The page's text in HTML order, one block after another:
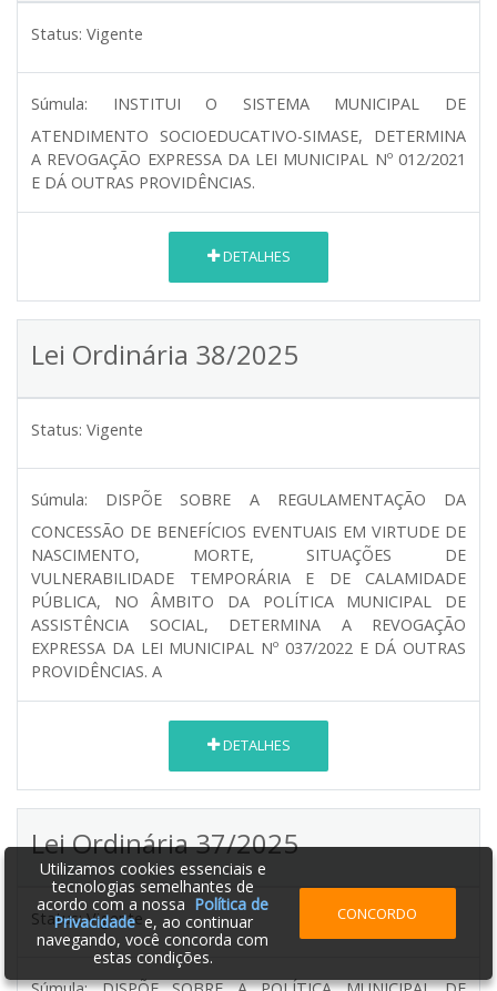
Status: Vigente
Súmula:
INSTITUI O SISTEMA MUNICIPAL DE
ATENDIMENTO SOCIOEDUCATIVO-SIMASE, DETERMINA
A REVOGAÇÃO EXPRESSA DA LEI MUNICIPAL Nº 012/2021
E DÁ OUTRAS PROVIDÊNCIAS.
DETALHES
Lei Ordinária 38/2025
Status: Vigente
Súmula:
DISPÕE SOBRE A REGULAMENTAÇÃO DA
CONCESSÃO DE BENEFÍCIOS EVENTUAIS EM VIRTUDE DE
NASCIMENTO, MORTE, SITUAÇÕES DE
VULNERABILIDADE TEMPORÁRIA E DE CALAMIDADE
PÚBLICA, NO ÂMBITO DA POLÍTICA MUNICIPAL DE
ASSISTÊNCIA SOCIAL, DETERMINA A REVOGAÇÃO
EXPRESSA DA LEI MUNICIPAL Nº 037/2022 E DÁ OUTRAS
PROVIDÊNCIAS. A
DETALHES
Lei Ordinária 37/2025
Status: Vigente
Utilizamos cookies essenciais e
tecnologias semelhantes de
acordo com a nossa Política de
Privacidadee, ao continuar
navegando, você concorda com
estas condições.
CONCORDO